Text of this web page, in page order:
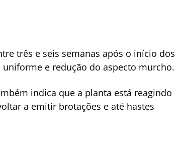
três e seis semanas após o início dos
e redução do aspecto murcho.
indica que a planta está reagindo
a emitir brotações e até hastes